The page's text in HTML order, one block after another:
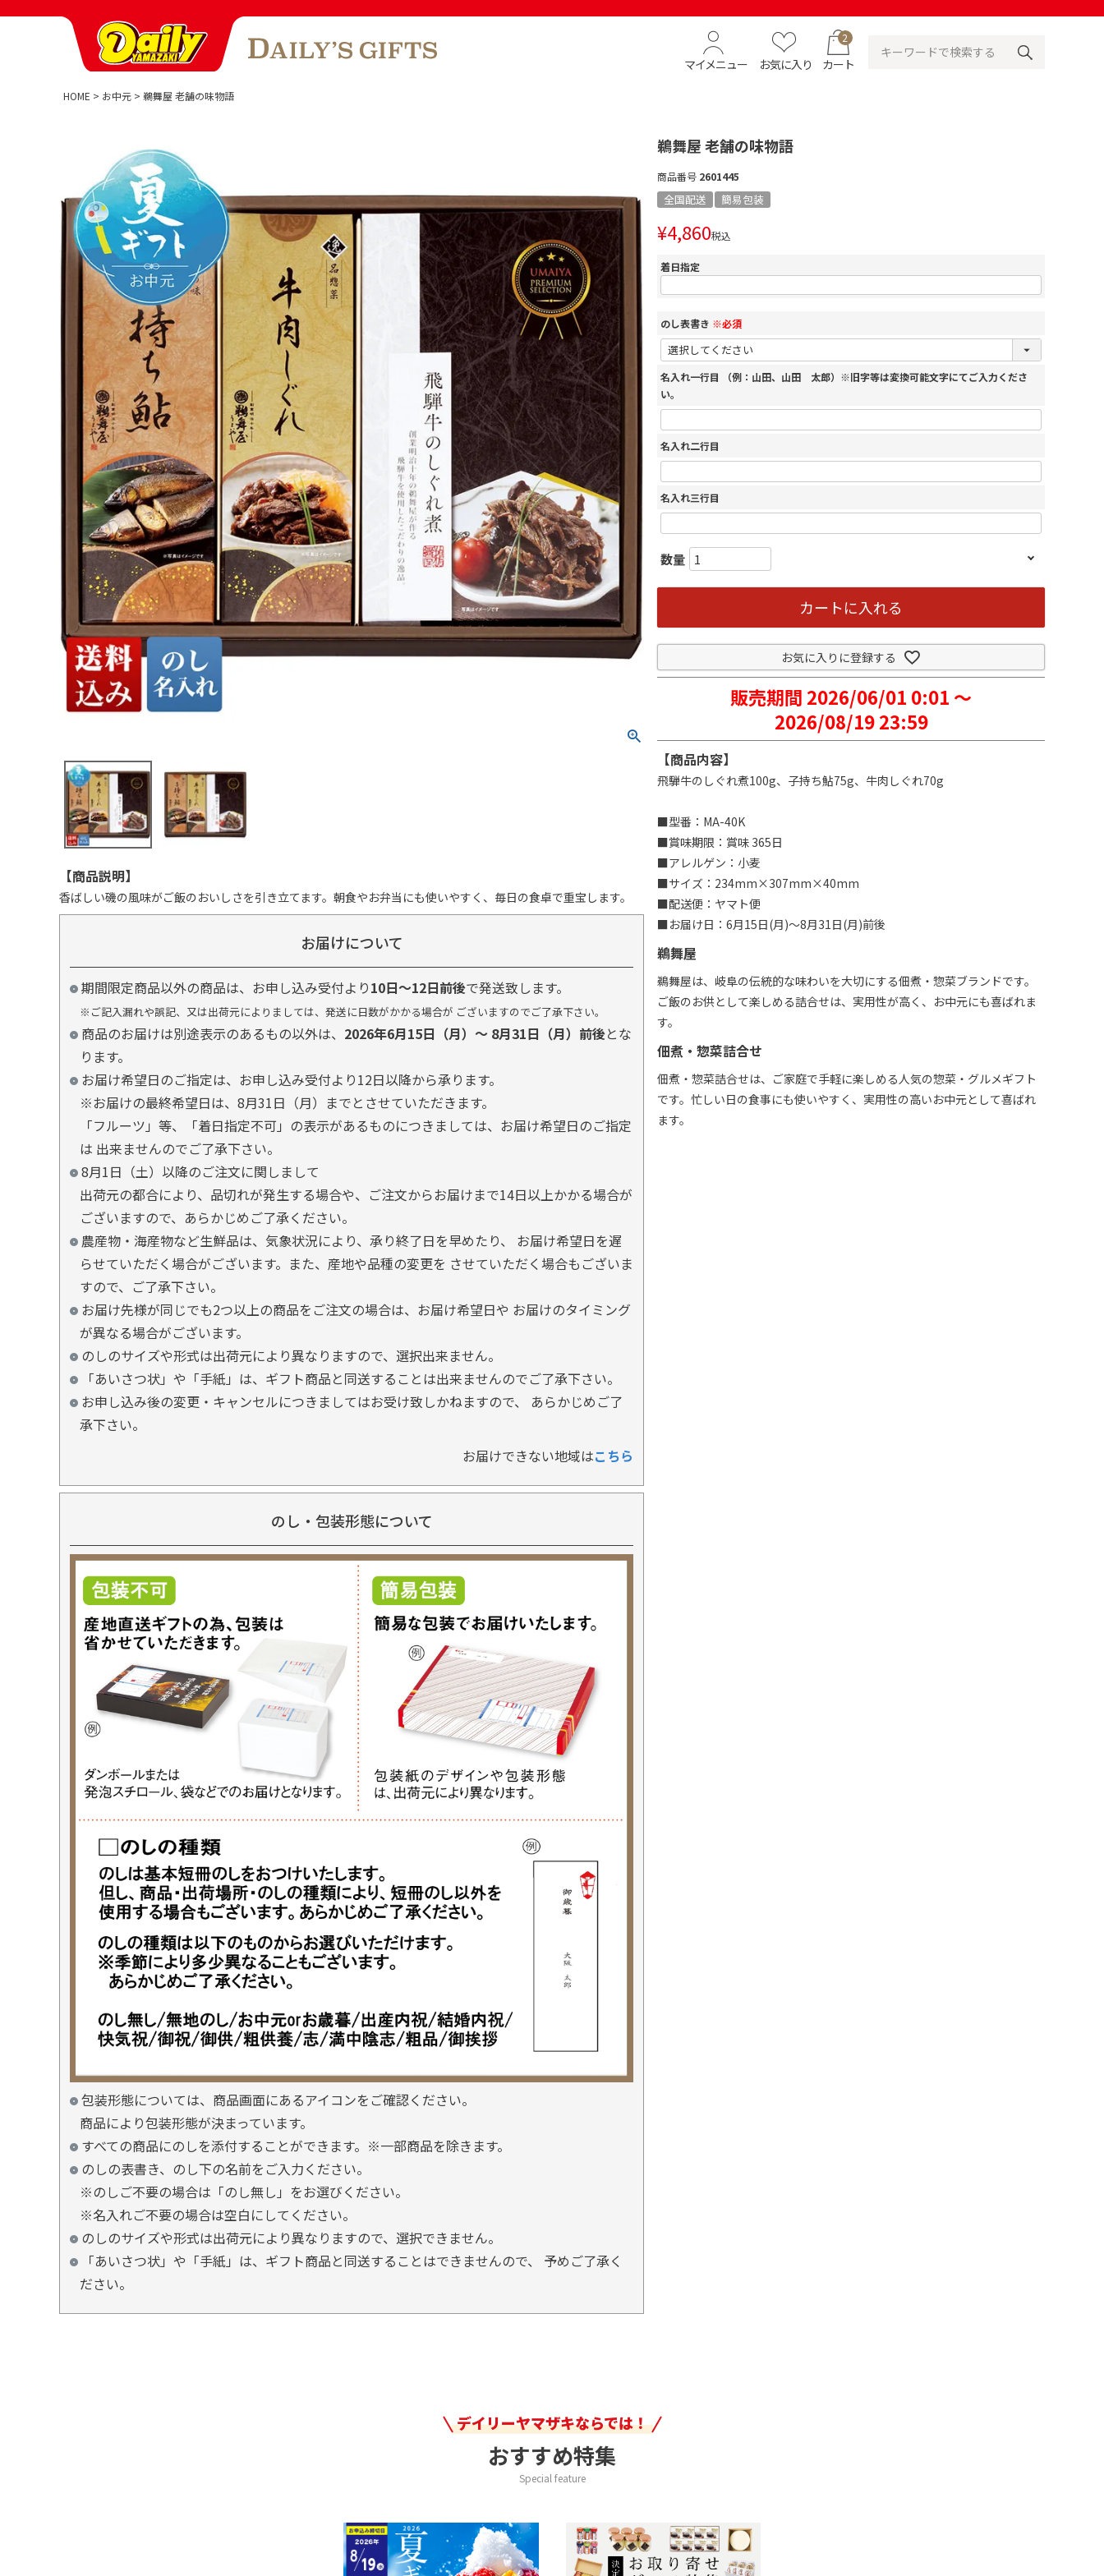
マイメニュー お気に入り
2
カート
HOME お中元 鵜舞屋 老舗の味物語
【商品説明】
香ばしい磯の風味がご飯のおいしさを引き立てます。朝食やお弁当にも使いやすく、毎日の食卓で重宝します。
お届けについて
期間限定商品以外の商品は、お申し込み受付より10日～12日前後で発送致します。
※ご記入漏れや誤記、又は出荷元によりましては、発送に日数がかかる場合が ございますのでご了承下さい。
商品のお届けは別途表示のあるもの以外は、 2026年6月15日（月）～ 8月31日（月）前後とな
ります。
お届け希望日のご指定は、お申し込み受付より12日以降から承ります。
※お届けの最終希望日は、8月31日（月）までとさせていただきます。
「フルーツ」等、「着日指定不可」の表示があるものにつきましては、お届け希望日のご指定
は 出来ませんのでご了承下さい。
8月1日（土）以降のご注文に関しまして
出荷元の都合により、品切れが発生する場合や、ご注文からお届けまで14日以上かかる場合が
ございますので、あらかじめご了承ください。
農産物・海産物など生鮮品は、気象状況により、承り終了日を早めたり、 お届け希望日を遅
らせていただく場合がございます。また、産地や品種の変更を させていただく場合もございま
すので、ご了承下さい。
お届け先様が同じでも2つ以上の商品をご注文の場合は、お届け希望日や お届けのタイミング
が異なる場合がございます。
のしのサイズや形式は出荷元により異なりますので、選択出来ません。
「あいさつ状」や「手紙」は、ギフト商品と同送することは出来ませんのでご了承下さい。
お申し込み後の変更・キャンセルにつきましてはお受け致しかねますので、 あらかじめご了
承下さい。
お届けできない地域はこちら
のし・包装形態について
包装形態については、商品画面にあるアイコンをご確認ください。
商品により包装形態が決まっています。
すべての商品にのしを添付することができます。※一部商品を除きます。
のしの表書き、のし下の名前をご入力ください。
※のしご不要の場合は「のし無し」をお選びください。
※名入れご不要の場合は空白にしてください。
のしのサイズや形式は出荷元により異なりますので、選択できません。
「あいさつ状」や「手紙」は、ギフト商品と同送することはできませんので、 予めご了承く
ださい。
鵜舞屋 老舗の味物語
商品番号 2601445
全国配送 簡易包装
¥4,860税込
着日指定
のし表書き ※必須
名入れ一行目 （例：山田、山田 太郎）※旧字等は変換可能文字にてご入力くださ
い。
名入れ二行目
名入れ三行目
カートに入れる
お気に入りに登録する
販売期間 2026/06/01 0:01 〜
2026/08/19 23:59
【商品内容】
飛騨牛のしぐれ煮100g、子持ち鮎75g、牛肉しぐれ70g
■型番：MA-40K
■賞味期限：賞味 365日
■アレルゲン：小麦
■サイズ：234mm×307mm×40mm
■配送便：ヤマト便
■お届け日：6月15日(月)～8月31日(月)前後
鵜舞屋
鵜舞屋は、岐阜の伝統的な味わいを大切にする佃煮・惣菜ブランドです。
ご飯のお供として楽しめる詰合せは、実用性が高く、お中元にも喜ばれま
す。
佃煮・惣菜詰合せ
佃煮・惣菜詰合せは、ご家庭で手軽に楽しめる人気の惣菜・グルメギフト
です。忙しい日の食事にも使いやすく、実用性の高いお中元として喜ばれ
ます。
デイリーヤマザキならでは！
おすすめ特集
Special feature